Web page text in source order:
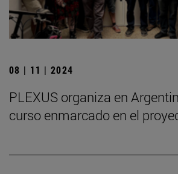
08 | 11 | 2024
PLEXUS organiza en
curso enmarcado en el